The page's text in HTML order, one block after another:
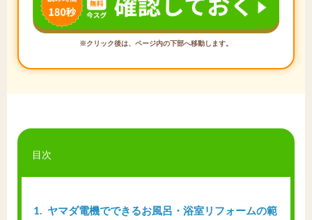
※クリック後は、ページ内の下部へ移動します。
目次
1
ヤマダ電機でできるお風呂・浴室リフォームの範